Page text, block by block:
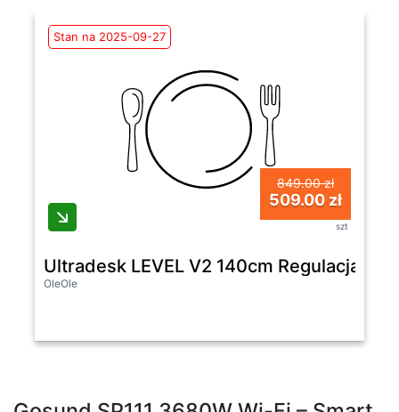
Stan na 2025-09-27
849.00 zł
509.00 zł
szt
Ultradesk LEVEL V2 140cm Regulacja
OleOle